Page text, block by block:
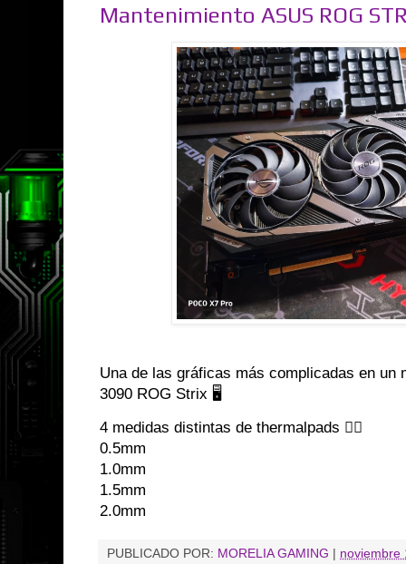
Mantenimiento ASUS ROG
Una de las gráficas más complicadas en un
3090 ROG Strix 🖥️
4 medidas distintas de thermalpads 😮‍💨
0.5mm
1.0mm
1.5mm
2.0mm
PUBLICADO POR: MORELIA GAMING | noviembre